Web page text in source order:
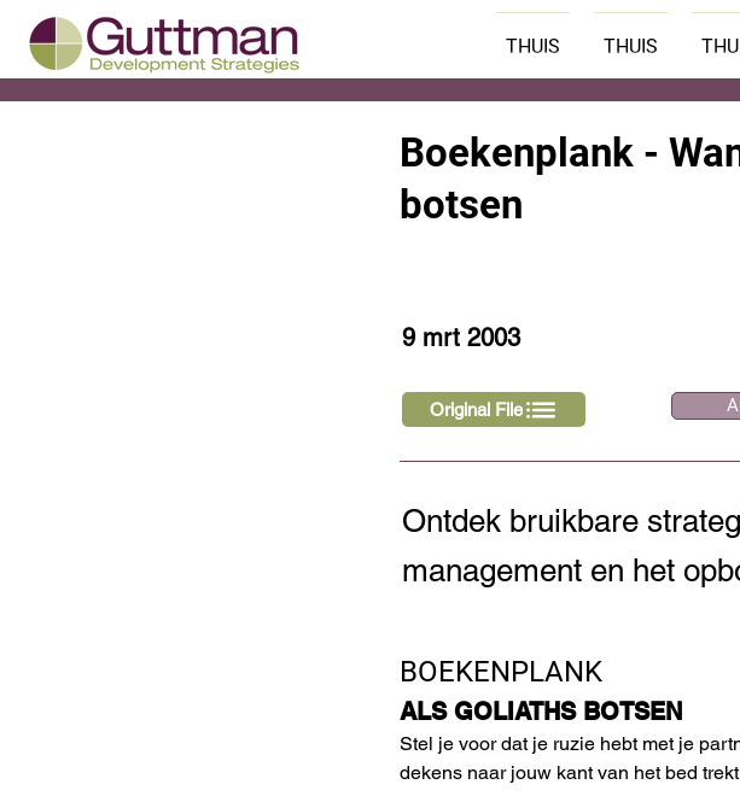
THUIS THUIS
< Back
Boekenplank -
botsen
9 mrt 2003
Original File
Ontdek bruikbare
management en het
BOEKENPLANK
ALS GOLIATHS BOTSEN
Stel je voor dat je ruzie hebt met je
dekens naar jouw kant van het bed